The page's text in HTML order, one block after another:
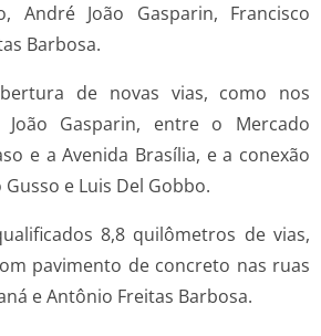
André João Gasparin, Francisco
Barbosa.
de novas vias, como nos
Gasparin, entre o Mercado
e a Avenida Brasília, e a conexão
e Luis Del Gobbo.
8,8 quilômetros de vias,
pavimento de concreto nas ruas
e Antônio Freitas Barbosa.